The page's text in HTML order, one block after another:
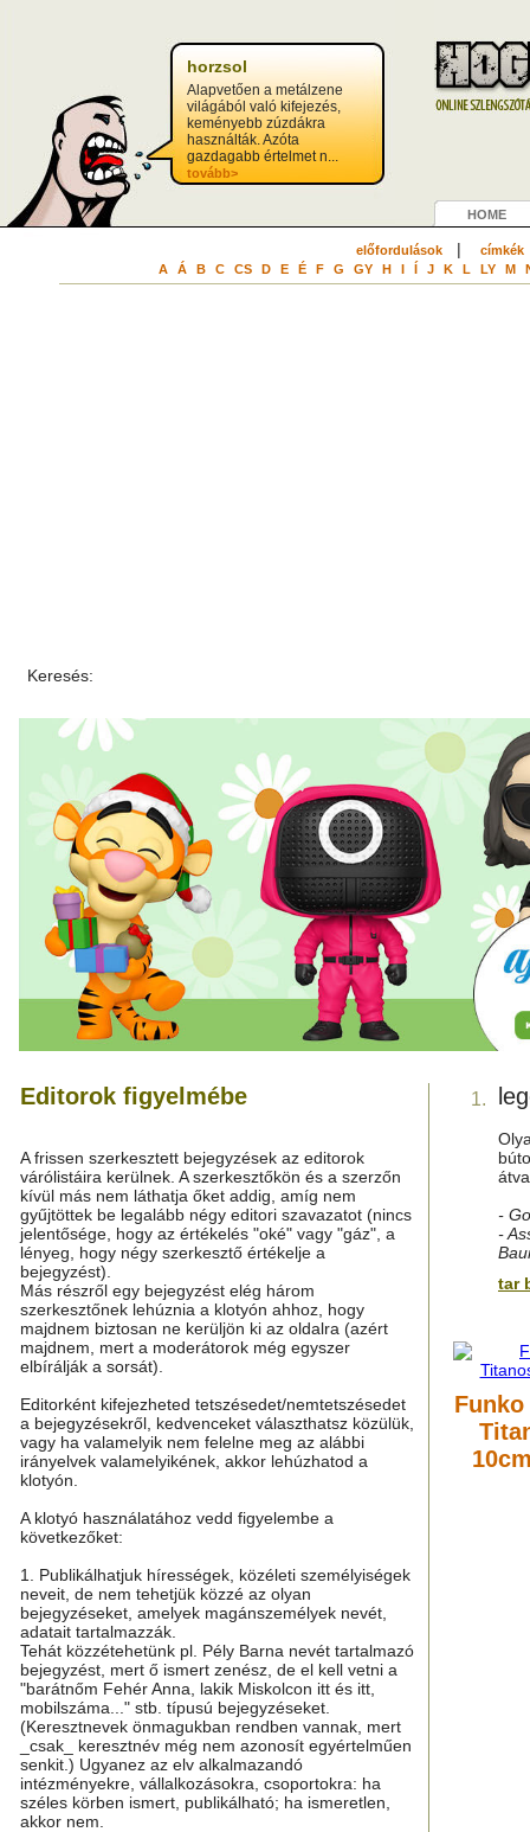
horzsol
Alapvetően a metálzene
világából való kifejezés,
keményebb zúzdákra
használták. Azóta
gazdagabb értelmet n...
tovább>
HOME
előfordulások| címkék
A Á B C CS D E É F G GY H I Í J K L LY M
Keresés:
Editorok figyelmébe
A frissen szerkesztett bejegyzések az editorok
várólistáira kerülnek. A szerkesztőkön és a szerzőn
kívül más nem láthatja őket addig, amíg nem
gyűjtöttek be legalább négy editori szavazatot (nincs
jelentősége, hogy az értékelés "oké" vagy "gáz", a
lényeg, hogy négy szerkesztő értékelje a
bejegyzést).
Más részről egy bejegyzést elég három
szerkesztőnek lehúznia a klotyón ahhoz, hogy
majdnem biztosan ne kerüljön ki az oldalra (azért
majdnem, mert a moderátorok még egyszer
elbírálják a sorsát).
Editorként kifejezheted tetszésedet/nemtetszésedet
a bejegyzésekről, kedvenceket választhatsz közülük,
vagy ha valamelyik nem felelne meg az alábbi
irányelvek valamelyikének, akkor lehúzhatod a
klotyón.
A klotyó használatához vedd figyelembe a
következőket:
1. Publikálhatjuk hírességek, közéleti személyiségek
neveit, de nem tehetjük közzé az olyan
bejegyzéseket, amelyek magánszemélyek nevét,
adatait tartalmazzák.
Tehát közzétehetünk pl. Pély Barna nevét tartalmazó
bejegyzést, mert ő ismert zenész, de el kell vetni a
"barátnőm Fehér Anna, lakik Miskolcon itt és itt,
mobilszáma..." stb. típusú bejegyzéseket.
(Keresztnevek önmagukban rendben vannak, mert
_csak_ keresztnév még nem azonosít egyértelműen
senkit.) Ugyanez az elv alkalmazandó
intézményekre, vállalkozásokra, csoportokra: ha
széles körben ismert, publikálható; ha ismeretlen,
akkor nem.
1.
-
-
tar